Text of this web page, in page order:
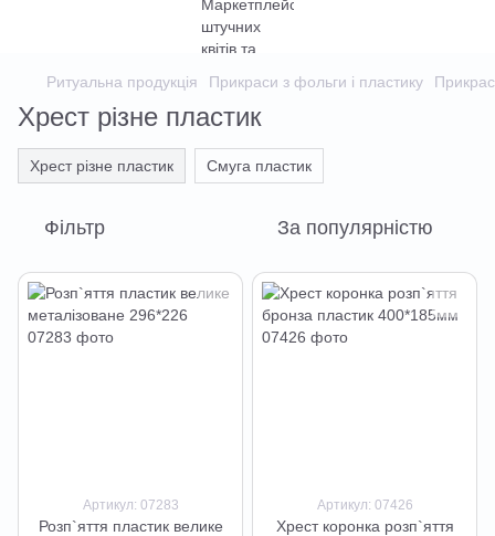
Ритуальна продукція Прикраси з фольги і пластику
Хрест різне пластик
Хрест різне пластик Смуга пластик
Фільтр За популярністю
Артикул: 07283
Розп`яття пластик велике
Артикул: 07426
Хрест коронка розп`яття